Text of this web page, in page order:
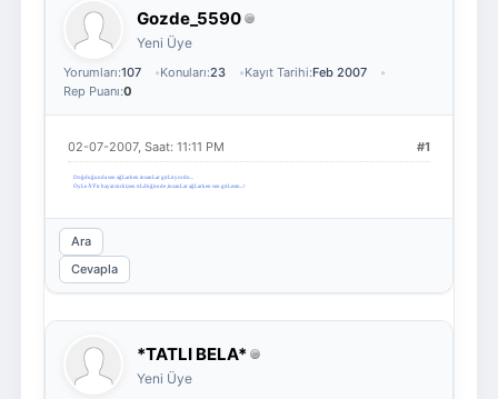
Gozde_5590
Yeni Üye
Yorumları:107 Konuları:23 Kayıt Tarihi:Feb 2007
Rep Puanı:0
#1
02-07-2007, Saat: 11:11 PM
Doğduğunda sen ağLarken insanLar güLüyordu...
ÖyLe ÃŸir hayat sürki;sen öLdüğünde ,insanLar ağLarken sen güLesin...!
Ara
Cevapla
*TATLI BELA*
Yeni Üye